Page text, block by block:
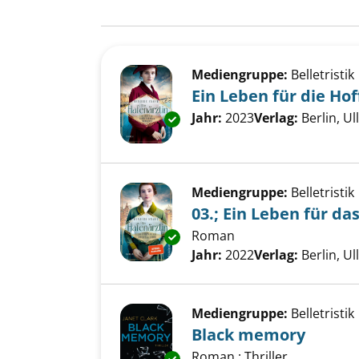
Exemplar-Details von Ein
Mediengruppe: Belletristik
Ein Leben für die
Suche nach diesem
Jahr: 2023Verlag: Berlin,
Exemplar-Details von 03.; Ein
Mediengruppe: Belletristik
03.; Ein Leben für
Roman
Suche nach diesem
Jahr: 2022Verlag: Berlin,
Mediengruppe: Belletristik
Black memory